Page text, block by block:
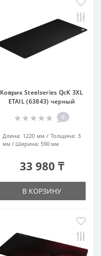
Коврик Steelseries QcK 3XL
ETAIL (63843) черный
0
Длина: 1220 мм Толщина: 3
мм
Ширина: 590 мм
33 980 ₸
В КОРЗИНУ